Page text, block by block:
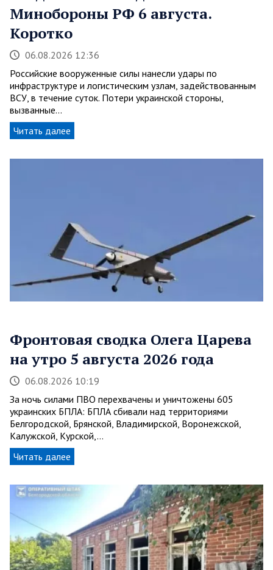
Минобороны РФ 6 августа.
Коротко
06.08.2026 12:36
Российские вооруженные силы нанесли удары по
инфраструктуре и логистическим узлам, задействованным
ВСУ, в течение суток. Потери украинской стороны,
вызванные…
Читать далее
Фронтовая сводка Олега Царева
на утро 5 августа 2026 года
06.08.2026 10:19
За ночь силами ПВО перехвачены и уничтожены 605
украинских БПЛА: БПЛА сбивали над территориями
Белгородской, Брянской, Владимирской, Воронежской,
Калужской, Курской,…
Читать далее